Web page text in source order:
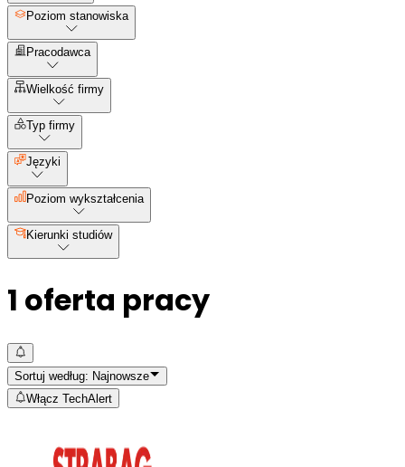
Poziom stanowiska
Pracodawca
Wielkość firmy
Typ firmy
Języki
Poziom wykształcenia
Kierunki studiów
1 oferta pracy
Sortuj według: Najnowsze
Włącz TechAlert